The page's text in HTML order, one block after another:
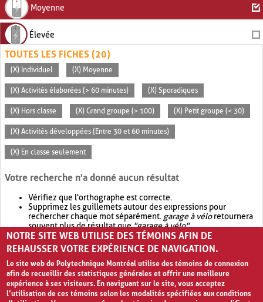
Moyenne
Élevée
TOUTES LES FICHES (20)
(X) Individuel (X) Moyenne
(X) Activités élaborées (> 60 minutes) (X) Sporadiques
(X) Hors classe (X) Grand groupe (> 100) (X) Petit groupe (< 30)
(X) Activités développées (Entre 30 et 60 minutes)
(X) En classe seulement
Votre recherche n'a donné aucun résultat
Vérifiez que l'orthographe est correcte.
Supprimez les guillemets autour des expressions pour
rechercher chaque mot séparément. garage à véloretournera
souvent plus de résultat que"garage à vélo".
Envisagez d'élargir votre recherche avec OR.garage OR vélo
retournera souvent plus de résultat quegarage à vélo
NOTRE SITE WEB UTILISE DES TÉMOINS AFIN DE
REHAUSSER VOTRE EXPÉRIENCE DE NAVIGATION.
Le site web de Polytechnique Montréal utilise des témoins de connexion
afin de recueillir des statistiques générales et offrir une meilleure
expérience à ses visiteurs. En naviguant sur le site, vous acceptez
l’utilisation de ces témoins selon les modalités spécifiées aux conditions